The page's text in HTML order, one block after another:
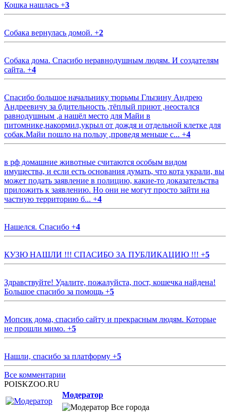
Кошка нашлась +3
Собака вернулась домой. +2
Собака дома. Спасибо неравнодушным людям. И создателям
сайта. +4
Спасибо большое начальнику тюрьмы Глызину Андрею
Андреевичу за бдительность ,тёплый приют ,неостался
равнодушным ,а нашёл место для Майи в
питомнике,накормил,укрыл от дождя и отдельной клетке для
собак.Майи пошло на пользу ,проведя меньше с... +4
в рф домашние животные считаются особым видом
имущества, и если есть основания думать, что кота украли, вы
может подать заявление в полицию, какие-то доказательства
приложить к заявлению. Но они не могут просто зайти на
частную территорию б... +4
Нашелся. Спасибо +4
КУЗЮ НАШЛИ !!! СПАСИБО ЗА ПУБЛИКАЦИЮ !!! +5
Здравствуйте! Удалите, пожалуйста, пост, кошечка найдена!
Большое спасибо за помощь +5
Мопсик дома, спасибо сайту и прекрасным людям. Которые
не прошли мимо. +5
Нашли, спасибо за платформу +5
Все комментарии
POISKZOO.RU
Модератор
Все города